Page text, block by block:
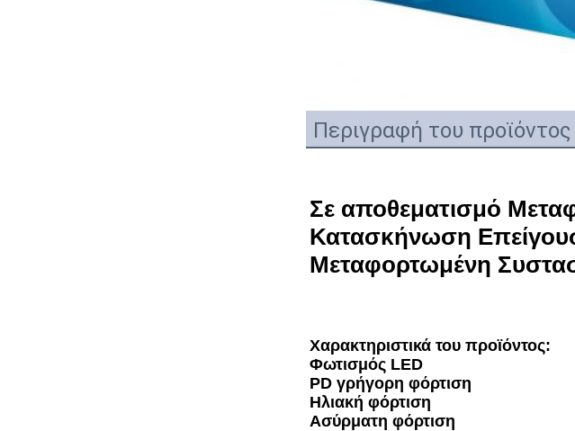
Περιγραφή του προϊόντος
Σε αποθεματισμό
Κατασκήνωση
Μεταφορτωμένη
Χαρακτηριστικά του προϊόντος:
Φωτισμός LED
PD γρήγορη φόρτιση
Ηλιακή φόρτιση
Ασύρματη φόρτιση